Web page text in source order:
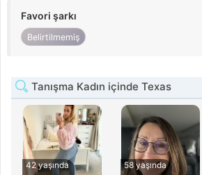
Favori şarkı
Belirtilmemiş
Tanışma Kadın içinde Texas
42 yaşında
58 yaşında